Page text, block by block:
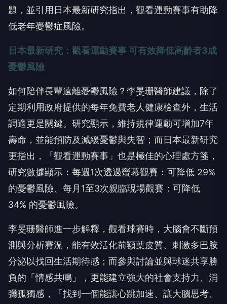
題，並引用日本最新研究指出，觀看運動賽事有助降
低老年憂鬱症風險。
日本最新研究：觀看運動賽事 可有效降低高齡者3成
憂鬱風險
如何陪伴長輩遠離憂鬱風險？李旻珊醫師建議，除了
定期利用政府提供的每年免費老人健康檢查外，生活
調適更是關鍵。研究顯示，維持規律運動可增加7年
壽命，並能預防及減緩憂鬱與失智；而日本最新研究
更指出，「觀看運動賽事」也是極佳的心理處方箋，
研究數據顯示：每週1次透過螢幕觀賽：可降低 29%
的憂鬱風險、每月1至3次親臨現場觀賽：可降低
34% 的憂鬱風險。
李旻珊醫師進一步解釋，觀看球賽時，大腦會不斷預
測與分析賽況，能有效活化前額葉皮質、刺激多巴胺
分泌以找回生活期待感；而參與討論並與球迷共享勝
負的「情感共鳴」，更能建立強大的社會支持力、消
彌孤獨感，「找到一個能讓心跳加速、讓大腦思考、